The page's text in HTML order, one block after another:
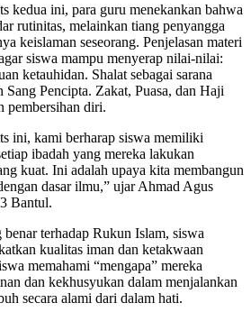
kedua ini, para guru menekankan bahwa
rutinitas, melainkan tiang penyangga
keislaman seseorang. Penjelasan materi
siswa mampu menyerap nilai-nilai:
ketauhidan. Shalat sebagai sarana
Sang Pencipta. Zakat, Puasa, dan Haji
pembersihan diri.
ini, kami berharap siswa memiliki
ibadah yang mereka lakukan
kuat. Ini adalah upaya kita membangun
dasar ilmu,” ujar Ahmad Agus
Bantul.
terhadap Rukun Islam, siswa
kualitas iman dan ketakwaan
memahami “mengapa” mereka
dan kekhusyukan dalam menjalankan
secara alami dari dalam hati.